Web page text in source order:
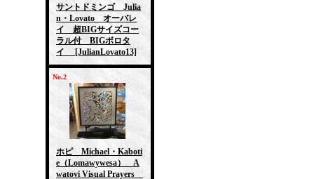
サントドミンゴ Julia
n・Lovato オーバレ
イ 超BIGサイズコー
ラル付 BIGボロタ
イ
[JulianLovato13]
No.2
ホピ Michael・Kaboti
e（Lomawywesa） A
watovi Visual Prayers